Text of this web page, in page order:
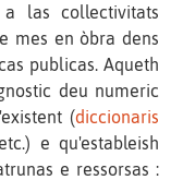
las collectivitats
mes en òbra dens
publicas. Aqueth
deu numeric
(diccionaris
e qu'estableish
e ressorsas :